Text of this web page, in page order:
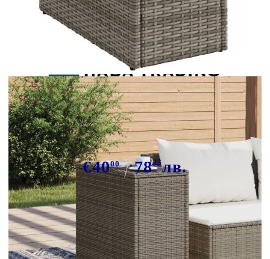
Сподели Tweet
Градинска маса със стъклен плот
сива 58x27,5x55 см полиратан
€4000 7823лв.
В наличност: 200 бр.
Време за доставка: 5 до 9 дни